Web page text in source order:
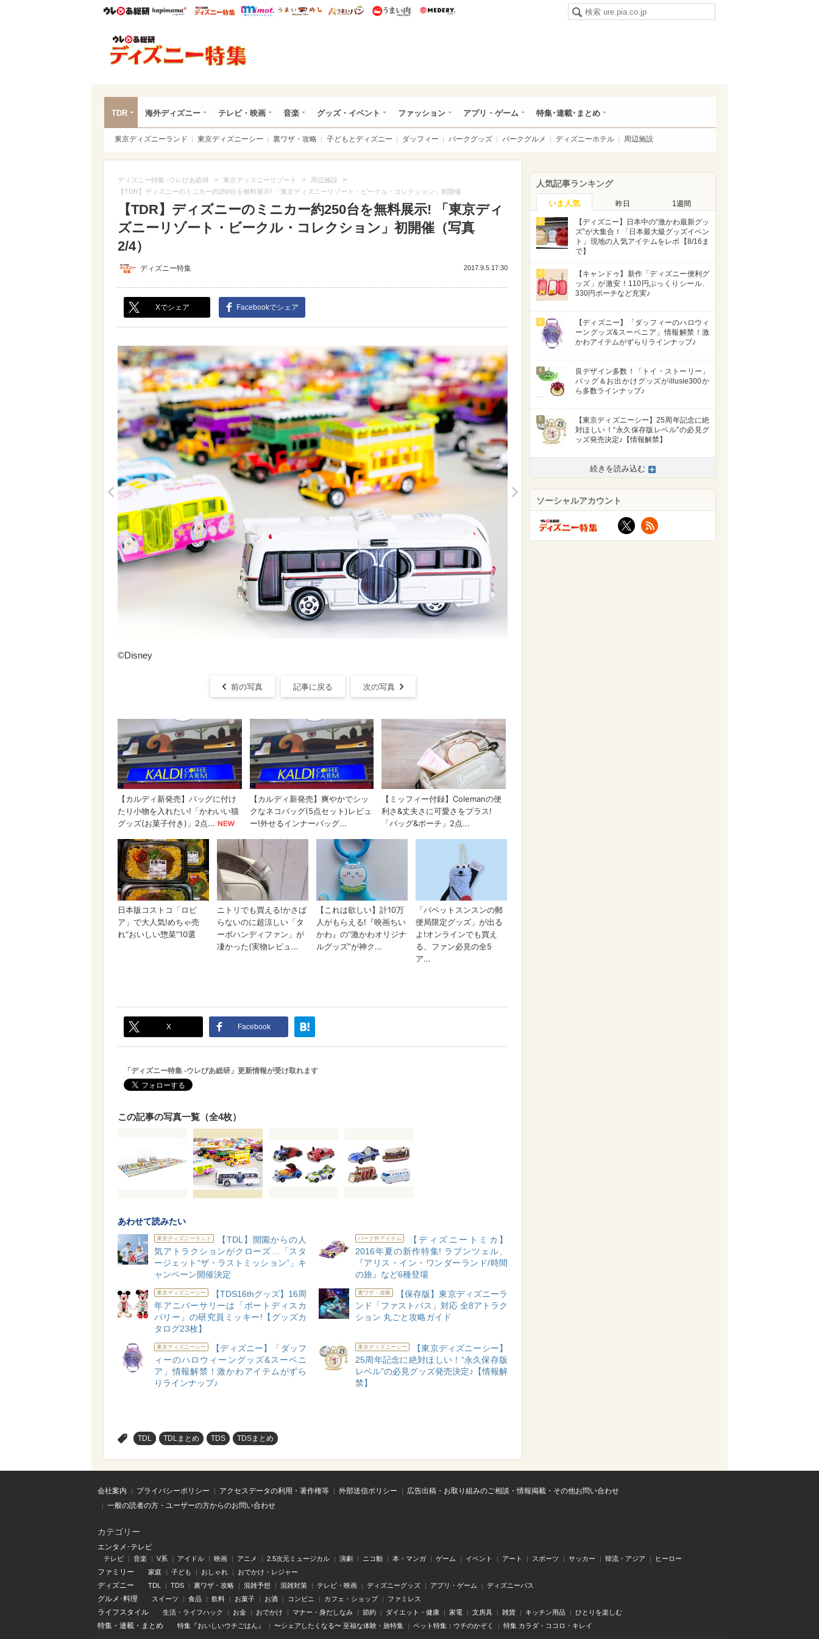
ウレぴあ総研ハピママ* ウレぴあ総研 ディズニー特集
mimot. うまいめし うまいパン うまい肉
TDR 海外ディズニー テレビ・映画 音楽 グッズ・イベント ファッション アプリ・ゲーム 特集･連載･まとめ
東京ディズニーランド 東京ディズニーシー 裏ワザ・攻略 子どもとディズニー ダッフィー パークグッズ パークグルメ ディズニーホテル 周辺施設
ディズニー特集 -ウレぴあ総研 > 東京ディズニーリゾート > 周辺施設 >
【TDR】ディズニーのミニカー約250台を無料展示! 「東京ディズニーリゾート・ビークル・コレクション」初開催
【TDR】ディズニーのミニカー約250台を無料展示! 「東京ディ
ズニーリゾート・ビークル・コレクション」初開催（写真
2/4）
ディズニー特集 2017.9.5 17:30
Xでシェア Facebookでシェア
©︎Disney
前の写真 記事に戻る 次の写真
X Facebook
「ディズニー特集 -ウレぴあ総研」更新情報が受け取れます
この記事の写真一覧（全4枚）
あわせて読みたい
東京ディズニーランド
【TDL】開園からの人
気アトラクションがクローズ…「スタ
ージェット“ザ・ラストミッション”」キ
ャンペーン開催決定
パーク外アイテム
【ディズニートミカ】
2016年夏の新作特集! ラプンツェル、
『アリス・イン・ワンダーランド/時間
の旅』など6種登場
東京ディズニーシー
【TDS16thグッズ】16周
年アニバーサリーは「ポートディスカ
バリー」の研究員ミッキー!【グッズカ
タログ23枚】
裏ワザ・攻略
【保存版】東京ディズニーラ
ンド「ファストパス」対応 全8アトラク
ション 丸ごと攻略ガイド
東京ディズニーシー
【ディズニー】「ダッフ
ィーのハロウィーングッズ&スーベニ
ア」情報解禁！激かわアイテムがずら
りラインナップ♪
東京ディズニーシー
【東京ディズニーシー】
25周年記念に絶対ほしい！“永久保存版
レベル”の必見グッズ発売決定♪【情報解
禁】
TDL TDLまとめ TDS TDSまとめ
人気記事ランキング
いま人気 昨日 1週間
1
【ディズニー】日本中の“激かわ最新グッ
ズ”が大集合！「日本最大級グッズイベン
ト」現地の人気アイテムをレポ【8/16ま
で】
2
【キャンドゥ】新作「ディズニー便利グ
ッズ」が激安！110円ぷっくりシール、
330円ポーチなど充実♪
3
【ディズニー】「ダッフィーのハロウィ
ーングッズ&スーベニア」情報解禁！激
かわアイテムがずらりラインナップ♪
4
良デザイン多数！「トイ・ストーリー」
バッグ＆お出かけグッズがillusie300か
ら多数ラインナップ♪
5
【東京ディズニーシー】25周年記念に絶
対ほしい！“永久保存版レベル”の必見グ
ッズ発売決定♪【情報解禁】
続きを読み込む
ソーシャルアカウント
X
会社案内 プライバシーポリシー アクセスデータの利用・著作権等 外部送信ポリシー
広告出稿・お取り組みのご相談・情報掲載・その他お問い合わせ
一般の読者の方・ユーザーの方からのお問い合わせ
カテゴリー
エンタメ･テレビ
テレビ 音楽 V系 アイドル 映画 アニメ 2.5次元ミュージカル 演劇 ニコ動 本・マンガ ゲーム イベント アート スポーツ サッカー 韓流・アジア ヒーロー
ファミリー 家庭 子ども おしゃれ おでかけ・レジャー
ディズニー TDL TDS 裏ワザ・攻略 混雑予想 混雑対策 テレビ・映画 ディズニーグッズ アプリ・ゲーム ディズニーパス
グルメ･料理 スイーツ 食品 飲料 お菓子 お酒 コンビニ カフェ・ショップ ファミレス
ライフスタイル 生活・ライフハック お金 おでかけ マナー・身だしなみ 節約 ダイエット・健康 家電 文房具 雑貨 キッチン用品 ひとりを楽しむ
特集 ・ 連載 ・ まとめ 特集『おいしいウチごはん』 〜シェアしたくなる〜 至福な体験・旅特集 ペット特集：ウチのかぞく 特集 カラダ・ココロ・キレイ